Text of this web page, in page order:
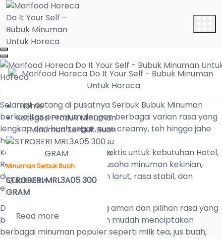
Home
Kategori Produk Minuman
Minuman Serbuk Buah
Minuman Serbuk Susu
Minuman Serbuk Teh
Wedang Jahe
Mari Es
Tentang Kami
Selamat datang di pusatnya Serbuk Bubuk Minuman
berkualitas premium dengan berbagai varian rasa yang
lengkap dari buah segar, susu creamy, teh hingga jahe
hangat.
Kami menyediakan solusi praktis untuk kebutuhan Hotel,
Restoran, Kafe, dan pelaku usaha minuman kekinian,
dengan produk yang mudah larut, rasa stabil, dan
ekonomis.
Dengan kemasan BAG yang aman dan pilihan rasa yang
beragam, Anda bisa dengan mudah menciptakan
berbagai minuman populer seperti milk tea, jus buah,
Showing the single result
Quick View
Minuman Serbuk Buah
STROBERI MRL3A05 300
GRAM
Read more